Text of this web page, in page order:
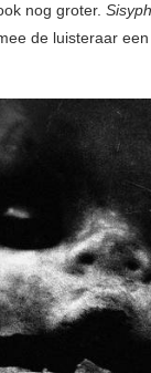
nog groter.
de luisteraar